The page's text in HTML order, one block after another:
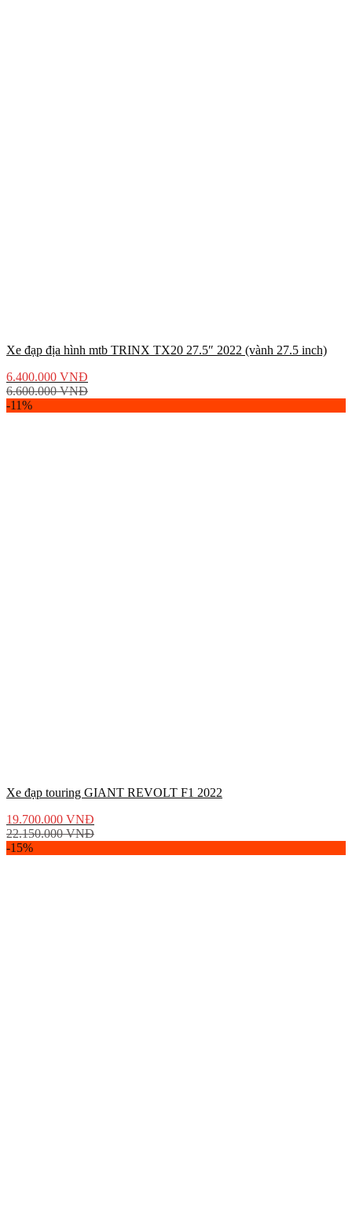
Xe đạp địa hình mtb TRINX TX20 27.5″ 2022 (vành 27.5 inch)
6.400.000 VNĐ
6.600.000VNĐ
-11%
Xe đạp touring GIANT REVOLT F1 2022
19.700.000 VNĐ
22.150.000VNĐ
-15%